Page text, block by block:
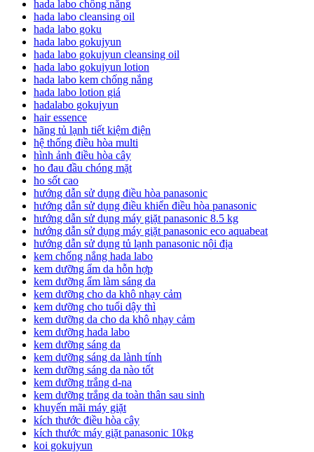
hada labo chống nắng
hada labo cleansing oil
hada labo goku
hada labo gokujyun
hada labo gokujyun cleansing oil
hada labo gokujyun lotion
hada labo kem chống nắng
hada labo lotion giá
hadalabo gokujyun
hair essence
hãng tủ lạnh tiết kiệm điện
hệ thống điều hòa multi
hình ảnh điều hòa cây
ho đau đầu chóng mặt
ho sốt cao
hướng dẫn sử dụng điều hòa panasonic
hướng dẫn sử dụng điều khiển điều hòa panasonic
hướng dẫn sử dụng máy giặt panasonic 8.5 kg
hướng dẫn sử dụng máy giặt panasonic eco aquabeat
hướng dẫn sử dụng tủ lạnh panasonic nội địa
kem chống nắng hada labo
kem dưỡng ẩm da hỗn hợp
kem dưỡng ẩm làm sáng da
kem dưỡng cho da khô nhạy cảm
kem dưỡng cho tuổi dậy thì
kem dưỡng da cho da khô nhạy cảm
kem dưỡng hada labo
kem dưỡng sáng da
kem dưỡng sáng da lành tính
kem dưỡng sáng da nào tốt
kem dưỡng trắng d-na
kem dưỡng trắng da toàn thân sau sinh
khuyến mãi máy giặt
kích thước điều hòa cây
kích thước máy giặt panasonic 10kg
koi gokujyun